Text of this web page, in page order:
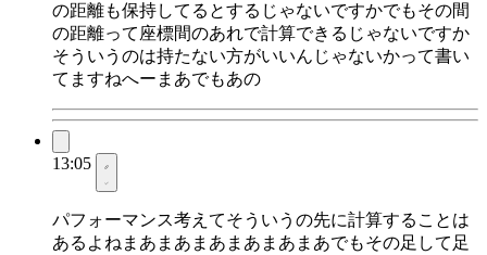
の距離も保持してるとするじゃないですかでもその間
の距離って座標間のあれで計算できるじゃないですか
そういうのは持たない方がいいんじゃないかって書い
てますねへーまあでもあの
13:05
パフォーマンス考えてそういうの先に計算することは
あるよねまあまあまあまあまあまあでもその足して足